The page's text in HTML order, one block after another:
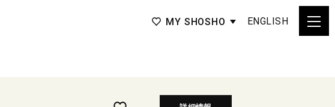
MY SHOSHO ENGLISH